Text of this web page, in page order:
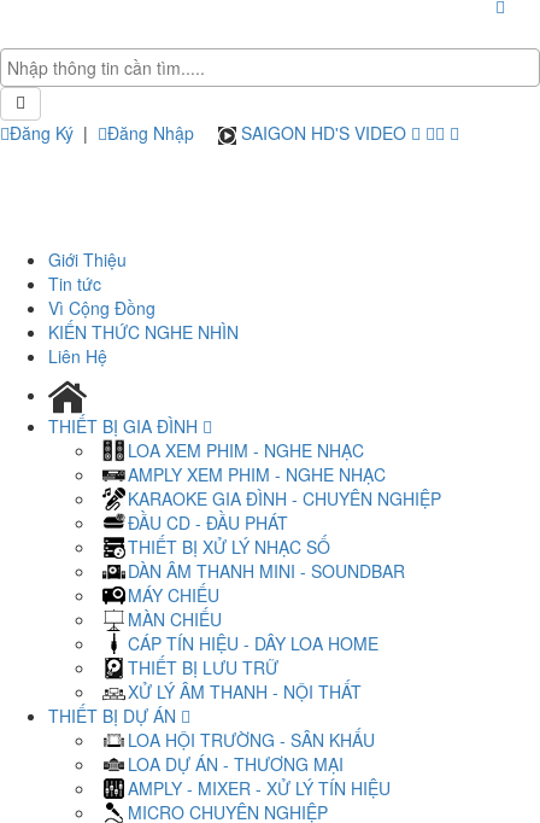
Đăng Ký | Đăng Nhập SAIGON HD'S VIDEO
Giới Thiệu
Tin tức
Vì Cộng Đồng
KIẾN THỨC NGHE NHÌN
Liên Hệ
THIẾT BỊ GIA ĐÌNH
LOA XEM PHIM - NGHE NHẠC
AMPLY XEM PHIM - NGHE NHẠC
KARAOKE GIA ĐÌNH - CHUYÊN NGHIỆP
ĐẦU CD - ĐẦU PHÁT
THIẾT BỊ XỬ LÝ NHẠC SỐ
DÀN ÂM THANH MINI - SOUNDBAR
MÁY CHIẾU
MÀN CHIẾU
CÁP TÍN HIỆU - DÂY LOA HOME
THIẾT BỊ LƯU TRỮ
XỬ LÝ ÂM THANH - NỘI THẤT
THIẾT BỊ DỰ ÁN
LOA HỘI TRƯỜNG - SÂN KHẤU
LOA DỰ ÁN - THƯƠNG MẠI
AMPLY - MIXER - XỬ LÝ TÍN HIỆU
MICRO CHUYÊN NGHIỆP